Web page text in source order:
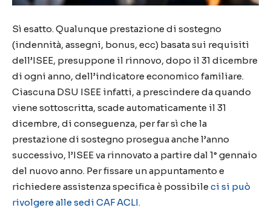
Sì esatto. Qualunque prestazione di sostegno
(indennità, assegni, bonus, ecc) basata sui requisiti
dell’ISEE, presuppone il rinnovo, dopo il 31 dicembre
di ogni anno, dell’indicatore economico familiare.
Ciascuna DSU ISEE infatti, a prescindere da quando
viene sottoscritta, scade automaticamente il 31
dicembre, di conseguenza, per far sì che la
prestazione di sostegno prosegua anche l’anno
successivo, l’ISEE va rinnovato a partire dal 1° gennaio
del nuovo anno. Per fissare un appuntamento e
richiedere assistenza specifica è possibile ci si può
rivolgere alle sedi CAF ACLI.